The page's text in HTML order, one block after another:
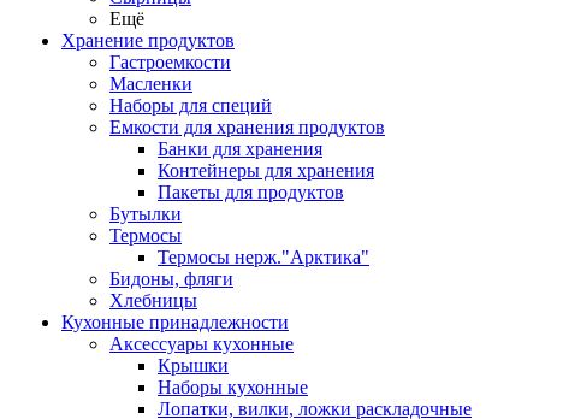
Ещё
Хранение продуктов
Гастроемкости
Масленки
Наборы для специй
Емкости для хранения продуктов
Банки для хранения
Контейнеры для хранения
Пакеты для продуктов
Бутылки
Термосы
Термосы нерж."Арктика"
Бидоны, фляги
Хлебницы
Кухонные принадлежности
Аксессуары кухонные
Крышки
Наборы кухонные
Лопатки, вилки, ложки раскладочные